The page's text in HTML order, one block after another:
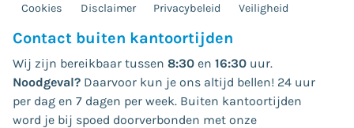
Cookies
Disclaimer Privacybeleid Veiligheid
Contact buiten kantoortijden
Wij zijn bereikbaar tussen 8:30 en 16:30 uur.
Noodgeval? Daarvoor kun je ons altijd bellen! 24 uur
per dag en 7 dagen per week. Buiten kantoortijden
word je bij spoed doorverbonden met onze